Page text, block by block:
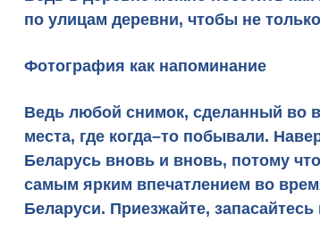
по улицам деревни, чтобы не
Фотография как напоминание
Ведь любой снимок, сделанный во
места, где когда–то побывали.
Беларусь вновь и вновь, потому
самым ярким впечатлением во
Беларуси. Приезжайте,